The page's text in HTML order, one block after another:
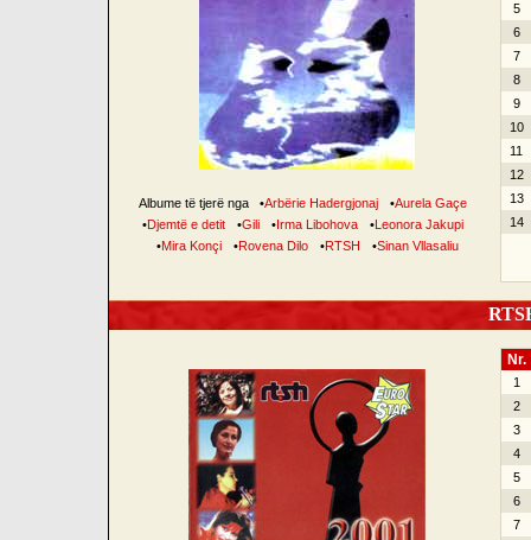
Albume të tjerë nga •Arbërie Hadergjonaj •Aurela Gaçe
•Djemtë e detit •Gili •Irma Libohova •Leonora Jakupi
•Mira Konçi •Rovena Dilo •RTSH •Sinan Vllasaliu
5
6
7
8
9
10
11
12
13
14
Nr.
1
2
3
4
5
6
7